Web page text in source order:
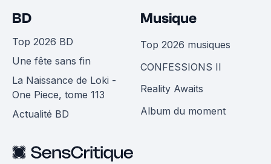
BD
Top 2026 BD
Une fête sans fin
La Naissance de Loki -
One Piece, tome 113
Actualité BD
Musique
Top 2026 musiques
CONFESSIONS II
Reality Awaits
Album du moment